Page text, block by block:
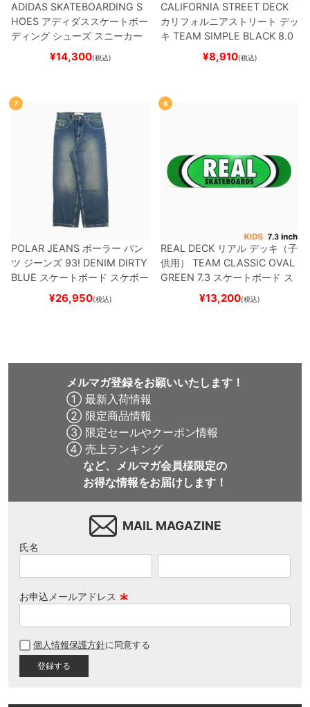
ADIDAS SKATEBOARDING S
HOES アディダススケートボー
ディング シューズ スニーカー
スーパースター SUPERSTAR A
BLACK/WHITE/WHITE
ー
¥14,300(税込)
CALIFORNIA STREET DECK
カリフォルニアストリート デッ
キ TEAM SIMPLE BLACK 8.0
ブランク（BBS / GENERATO
スケートボード スケボー
¥8,910(税込)
7
POLAR JEANS ポーラー パン
ツ ジーンズ 93! DENIM DIRTY
BLUE スケートボード スケボー
¥26,950(税込)
8
REAL DECK リアル デッキ（子
供用）
TEAM CLASSIC OVAL
GREEN 7.3 スケートボード ス
¥13,200(税込)
メルマガ登録をお願いいたします！
① 最新入荷情報
② 限定商品情報
③ 限定セールやクーポン情報
④ 売上ランキング
など、メルマガ会員様限定の
お得な情報をお届けします！
MAIL MAGAZINE
氏名
お申込メールアドレス
須
個人情報保護方針に同意する